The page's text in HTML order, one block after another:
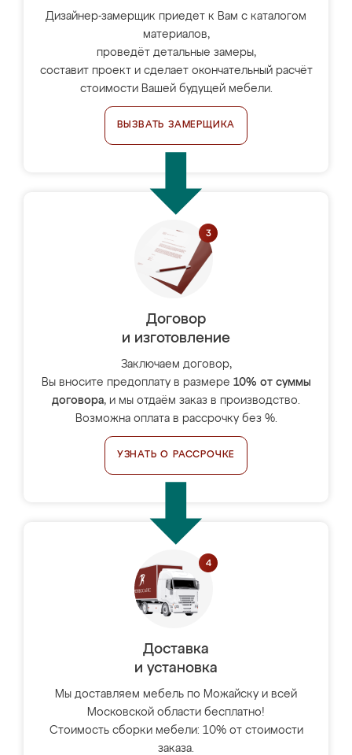
Дизайнер-замерщик приедет к Вам с каталогом
материалов,
проведёт детальные замеры,
составит проект и сделает окончательный расчёт
стоимости Вашей будущей мебели.
ВЫЗВАТЬ ЗАМЕРЩИКА
Договор
и изготовление
Заключаем договор,
Вы вносите предоплату в размере 10% от суммы
договора, и мы отдаём заказ в производство.
Возможна оплата в рассрочку без %.
УЗНАТЬ О РАССРОЧКЕ
Доставка
и установка
Мы доставляем мебель по Можайску и всей
Московской области бесплатно!
Стоимость сборки мебели: 10% от стоимости
заказа.